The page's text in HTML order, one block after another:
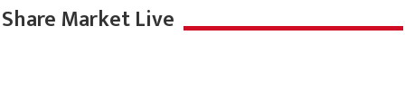
Share Market Live